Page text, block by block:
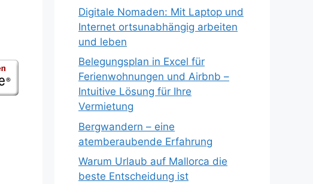
Digitale Nomaden: Mit Laptop und
Internet ortsunabhängig arbeiten
und leben
Belegungsplan in Excel für
Ferienwohnungen und Airbnb –
Intuitive Lösung für Ihre
Vermietung
Bergwandern – eine
atemberaubende Erfahrung
Warum Urlaub auf Mallorca die
beste Entscheidung ist